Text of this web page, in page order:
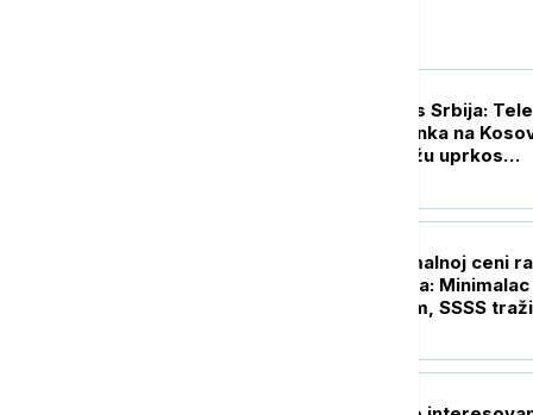
Lučić za Euronews Srbija:
ostaje stub opstanka na
Metohiji i širi mrežu uprkos
Pregovori o minimalnoj ceni
počinju 10. avgusta:
novim povećanjem, SSSS